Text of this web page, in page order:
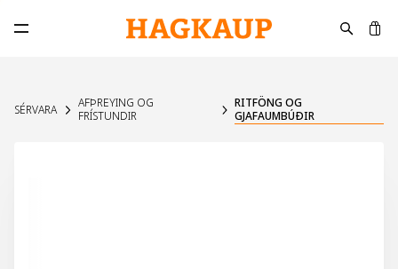
Opna aðalvalmynd
SÉRVARA
AFÞREYING OG
FRÍSTUNDIR
RITFÖNG OG
GJAFAUMBÚÐIR